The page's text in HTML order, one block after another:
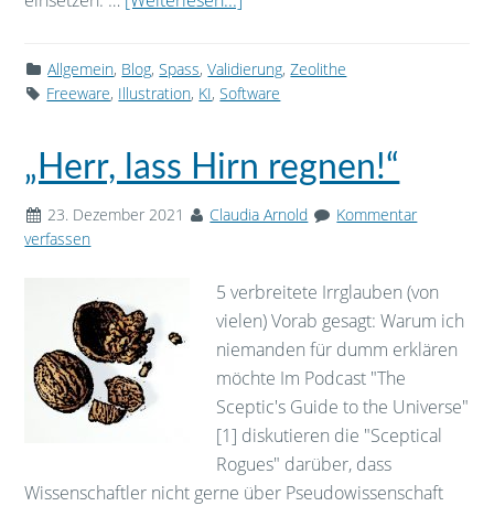
Allgemein, Blog,Spass,Validierung,Zeolithe
Freeware, Illustration, KI,Software
„Herr, lass Hirn regnen!“
23. Dezember 2021 Claudia Arnold
Kommentar
verfassen
5 verbreitete Irrglauben (von
vielen) Vorab gesagt: Warum ich
niemanden für dumm erklären
möchte Im Podcast "The
Sceptic's Guide to the Universe"
[1] diskutieren die "Sceptical
Rogues" darüber, dass
Wissenschaftler nicht gerne über Pseudowissenschaft